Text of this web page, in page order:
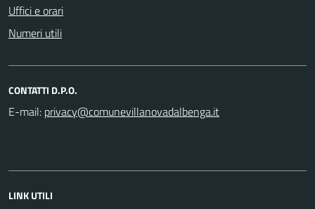
Uffici e orari
Numeri utili
CONTATTI D.P.O.
E-mail:
LINK UTILI